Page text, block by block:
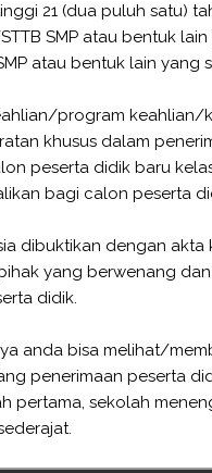
21 (dua puluh satu)
SMP atau bentuk
atau bentuk lain yang
program
khusus dalam
peserta didik baru
bagi calon peserta
dibuktikan dengan
yang berwenang
didik.
anda bisa melihat/
penerimaan peserta
pertama, sekolah